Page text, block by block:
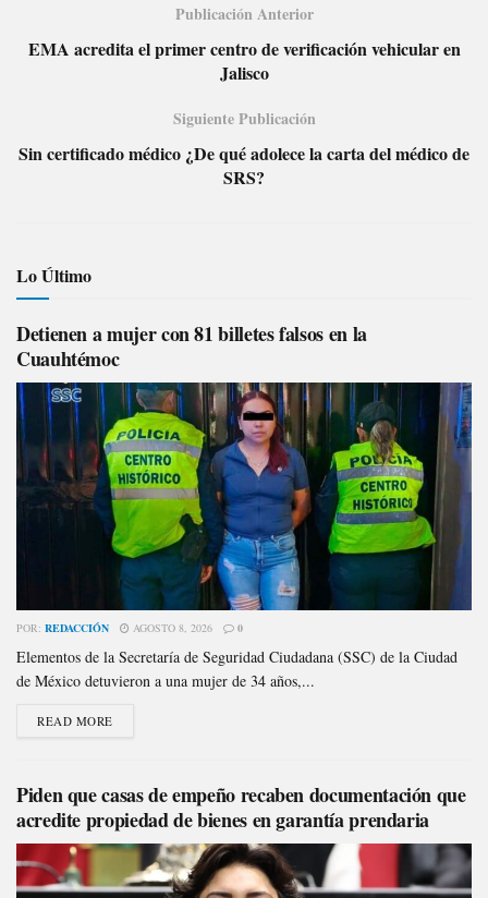
Publicación Anterior
EMA acredita el primer centro de verificación vehicular en
Jalisco
Siguiente Publicación
Sin certificado médico ¿De qué adolece la carta del médico de
SRS?
Lo Último
Detienen a mujer con 81 billetes falsos en la
Cuauhtémoc
POR: REDACCIÓN AGOSTO 8, 2026 0
Elementos de la Secretaría de Seguridad Ciudadana (SSC) de la Ciudad
de México detuvieron a una mujer de 34 años,...
READ MORE
Piden que casas de empeño recaben documentación que
acredite propiedad de bienes en garantía prendaria